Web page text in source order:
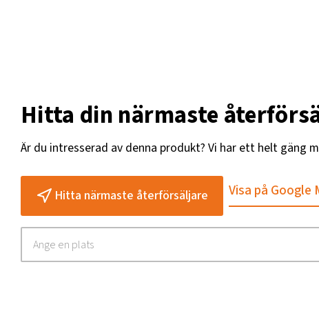
Hitta din närmaste
Är du intresserad av denna produkt? Vi har ett helt gäng
Hitta närmaste återförsäljare Visa på Google